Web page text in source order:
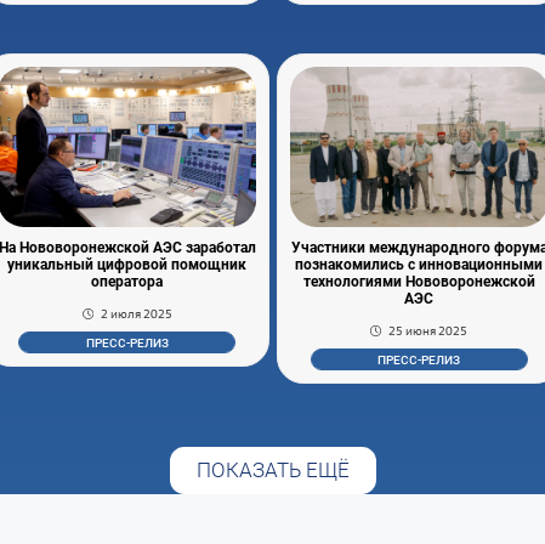
На Нововоронежской АЭС заработал
уникальный цифровой помощник
оператора
2 июля 2025
ПРЕСС-РЕЛИЗ
Участники международного
познакомились с инновационными
технологиями Нововоронежской
АЭС
25 июня 2025
ПРЕСС-РЕЛИЗ
ПОКАЗАТЬ ЕЩЁ